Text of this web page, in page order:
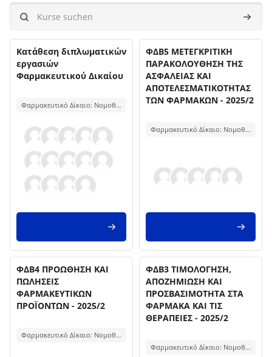
Kurse suchen Kurse
Kursbild
Kursname
Κατάθεση διπλωματικών
εργασιών
Φαρμακευτικού Δικαίου
Φαρμακευτικό Δίκαιο: Νομοθεσία και Πράξη
Kursbild
Kursname
ΦΔΒ5 ΜΕΤΕΓΚΡΙΤΙΚΗ
ΠΑΡΑΚΟΛΟΥΘΗΣΗ ΤΗΣ
ΑΣΦΑΛΕΙΑΣ ΚΑΙ
ΑΠΟΤΕΛΕΣΜΑΤΙΚΟΤΗΤΑΣ
ΤΩΝ ΦΑΡΜΑΚΩΝ - 2025/2
Φαρμακευτικό Δίκαιο: Νομοθεσία και Πράξη
Kursbild
Kursname
ΦΔΒ4 ΠΡΟΩΘΗΣΗ ΚΑΙ
ΠΩΛΗΣΕΙΣ
ΦΑΡΜΑΚΕΥΤΙΚΩΝ
ΠΡΟΪΟΝΤΩΝ - 2025/2
Φαρμακευτικό Δίκαιο: Νομοθεσία και Πράξη
Kursbild
Kursname
ΦΔΒ3 ΤΙΜΟΛΟΓΗΣΗ,
ΑΠΟΖΗΜΙΩΣΗ ΚΑΙ
ΠΡΟΣΒΑΣΙΜΟΤΗΤΑ ΣΤΑ
ΦΑΡΜΑΚΑ ΚΑΙ ΤΙΣ
ΘΕΡΑΠΕΙΕΣ - 2025/2
Φαρμακευτικό Δίκαιο: Νομοθεσία και Πράξη